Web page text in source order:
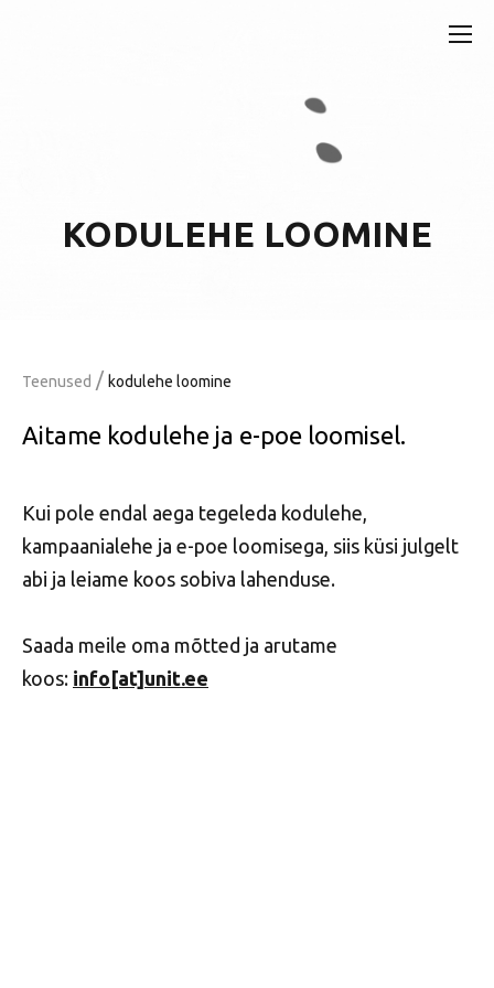
KODULEHE LOOMINE
Teenused / kodulehe loomine
Aitame kodulehe ja e-poe loomisel.
Kui pole endal aega tegeleda kodulehe,
kampaanialehe ja e-poe loomisega, siis küsi julgelt
abi ja leiame koos sobiva lahenduse.
Saada meile oma mõtted ja arutame
koos: info[at]unit.ee